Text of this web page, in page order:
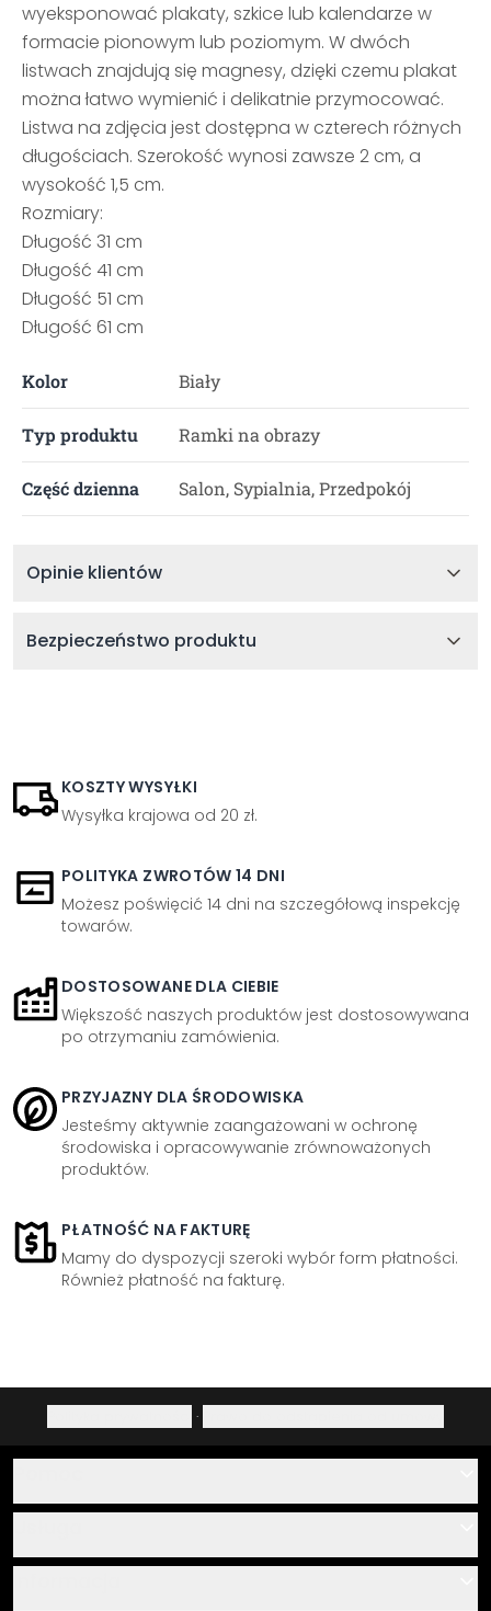
wyeksponować plakaty, szkice lub kalendarze w
formacie pionowym lub poziomym. W dwóch
listwach znajdują się magnesy, dzięki czemu plakat
można łatwo wymienić i delikatnie przymocować.
Listwa na zdjęcia jest dostępna w czterech różnych
długościach. Szerokość wynosi zawsze 2 cm, a
wysokość 1,5 cm.
Rozmiary:
Długość 31 cm
Długość 41 cm
Długość 51 cm
Długość 61 cm
Kolor Biały
Typ produktu Ramki na obrazy
Część dzienna Salon, Sypialnia, Przedpokój
Opinie klientów
Bezpieczeństwo produktu
KOSZTY WYSYŁKI
Wysyłka krajowa od 20 zł.
POLITYKA ZWROTÓW 14 DNI
Możesz poświęcić 14 dni na szczegółową inspekcję
towarów.
DOSTOSOWANE DLA CIEBIE
Większość naszych produktów jest dostosowywana
po otrzymaniu zamówienia.
PRZYJAZNY DLA ŚRODOWISKA
Jesteśmy aktywnie zaangażowani w ochronę
środowiska i opracowywanie zrównoważonych
produktów.
PŁATNOŚĆ NA FAKTURĘ
Mamy do dyspozycji szeroki wybór form płatności.
Również płatność na fakturę.
·
O nas